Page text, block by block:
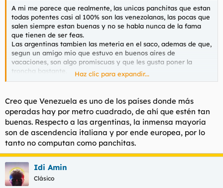
A mi me parece que realmente, las unicas panchitas que estan
todas potentes casi al 100% son las venezolanas, las pocas que
salen siempre estan buenas y no se habla nunca de la fama
que tienen de ser feas.
Las argentinas tambien las meteria en el saco, ademas de que,
segun un amigo mio que estuvo en buenos aires de
vacaciones, son algo promiscuas y que les gusta poner la
troncha bastante.
Pero..¿las argentinas entrarian en el concepto de panchitas o
Haz clic para expandir...
Creo que Venezuela es uno de los países donde más
operadas hay por metro cuadrado, de ahí que estén tan
buenas. Respecto a las argentinas, la inmensa mayoría
son de ascendencia italiana y por ende europea, por lo
tanto no computan como panchitas.
Idi Amin
Clásico